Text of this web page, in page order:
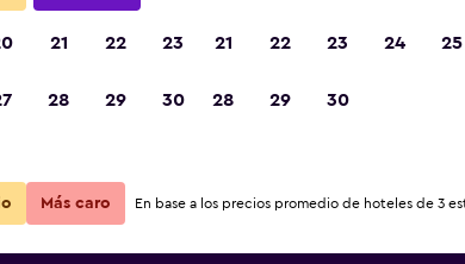
Ver precios
Ver precios
21 22 23
28 29 30
21 22 23 24 25
28 29 30
Más caro En base a los precios promedio de hoteles de 3